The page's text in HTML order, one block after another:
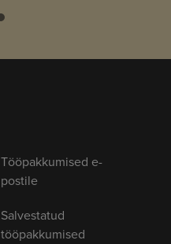
Tööpakkumised e-
postile
Salvestatud
tööpakkumised